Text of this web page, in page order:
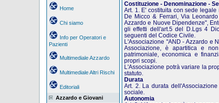
Home
Chi siamo
Info per Operatori e
Pazienti
Multimediale Azzardo
Multimediale Altri Rischi
Editoriali
Azzardo e Giovani
Costituzione - Denominazione -
Art. 1. E' costituita con sede
De Micco & Ferrari, Via
Azzardo e Nuove Dipendenze",
gli effetti dell'art.5 del D.Lgs 4
seguenti del Codice Civile.
L'Associazione "AND - Azzardo e
Associazione, è apartitica e
patrimoniale, economica e
propri scopi.
L'Associazione potrà variare la
statuto.
Durata
Art. 2. La durata
sociale.
Autonomia